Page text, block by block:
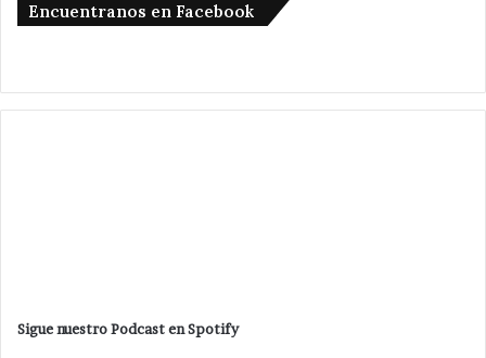
Encuentranos en Facebook
Sigue nuestro Podcast en Spotify